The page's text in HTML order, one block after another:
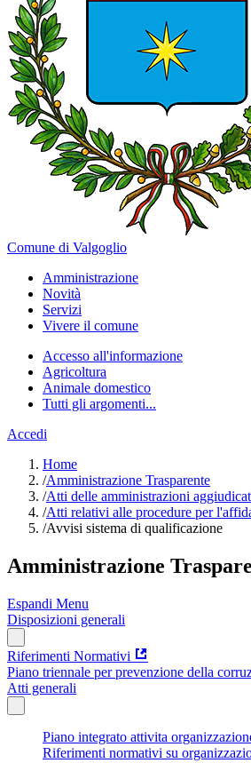
Comune di Valgoglio
Amministrazione
Novità
Servizi
Vivere il comune
Accesso all'informazione
Agricoltura
Animale domestico
Tutti gli argomenti...
Accedi
Home
/Amministrazione Trasparente
/Atti delle amministrazioni
/Atti relativi alle procedure per
/Avvisi sistema di qualificazione
Amministrazione
Espandi Menu
Disposizioni generali
Riferimenti Normativi
Piano triennale per prevenzione della
Atti generali
Piano integrato attivita
Riferimenti normativi su